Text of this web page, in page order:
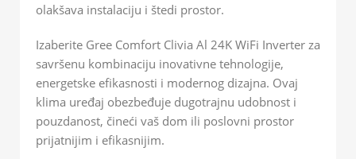
olakšava instalaciju i štedi prostor.
Izaberite Gree Comfort Clivia Al 24K WiFi Inverter za
savršenu kombinaciju inovativne tehnologije,
energetske efikasnosti i modernog dizajna. Ovaj
klima uređaj obezbeđuje dugotrajnu udobnost i
pouzdanost, čineći vaš dom ili poslovni prostor
prijatnijim i efikasnijim.